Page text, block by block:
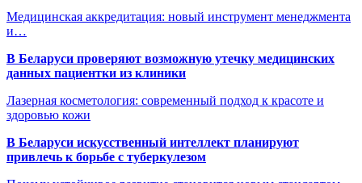
Медицинская аккредитация: новый инструмент менеджмента
и…
В Беларуси проверяют возможную утечку медицинских
данных пациентки из клиники
Лазерная косметология: современный подход к красоте и
здоровью кожи
В Беларуси искусственный интеллект планируют
привлечь к борьбе с туберкулезом